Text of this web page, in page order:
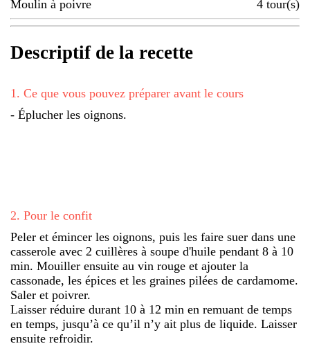
Moulin à poivre 4 tour(s)
Descriptif de la recette
1 . Ce que vous pouvez préparer avant le cours
- Éplucher les oignons.
2. Pour le confit
Peler et émincer les oignons, puis les faire suer dans une
casserole avec 2 cuillères à soupe d'huile pendant 8 à 10
min. Mouiller ensuite au vin rouge et ajouter la
cassonade, les épices et les graines pilées de cardamome.
Saler et poivrer.
Laisser réduire durant 10 à 12 min en remuant de temps
en temps, jusqu’à ce qu’il n’y ait plus de liquide. Laisser
ensuite refroidir.